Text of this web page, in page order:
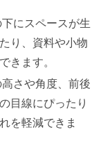
にスペースが生
り、資料や小物
きます。
さや角度、前後
目線にぴったり
を軽減できま